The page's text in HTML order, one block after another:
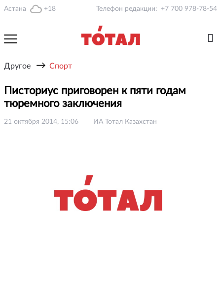
Астана +18 Телефон редакции: +7 700 978-78-54
Другое → Спорт
Писториус приговорен к пяти годам
тюремного заключения
21 октября 2014, 15:06 ИА Тотал Казахстан